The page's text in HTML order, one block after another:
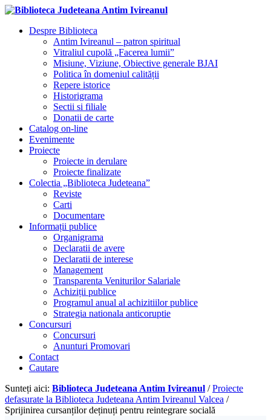
Despre Biblioteca
Antim Ivireanul – patron spiritual
Vitraliul cupolă „Facerea lumii”
Misiune, Viziune, Obiective generale BJAI
Politica în domeniul calității
Repere istorice
Historigrama
Sectii si filiale
Donatii de carte
Catalog on-line
Evenimente
Proiecte
Proiecte in derulare
Proiecte finalizate
Colectia „Biblioteca Judeteana”
Reviste
Carti
Documentare
Informații publice
Organigrama
Declaratii de avere
Declaratii de interese
Management
Transparenta Veniturilor Salariale
Achiziții publice
Programul anual al achizitiilor publice
Strategia nationala anticoruptie
Concursuri
Concursuri
Anunturi Promovari
Contact
Cautare
Sunteți aici: Biblioteca Judeteana Antim Ivireanul / Proiecte
defasurate la Biblioteca Judeteana Antim Ivireanul Valcea /
Sprijinirea cursanților deținuți pentru reintegrare socială